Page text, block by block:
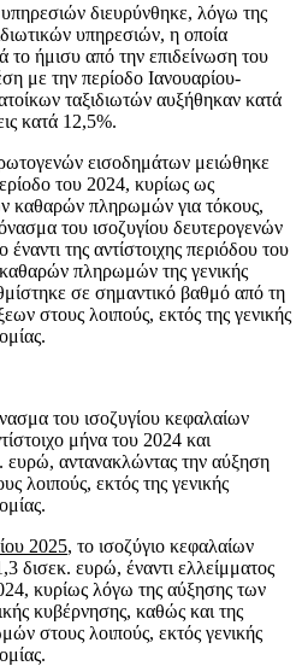
διευρύνθηκε, λόγω της
υπηρεσιών, η οποία
το ήμισυ από την επιδείνωση του
με την περίοδο Ιανουαρίου-
ταξιδιωτών αυξήθηκαν κατά
κατά 12,5%.
εισοδημάτων μειώθηκε
του 2024, κυρίως ως
καθαρών πληρωμών για τόκους,
του ισοζυγίου δευτερογενών
της αντίστοιχης περιόδου του
πληρωμών της γενικής
σε σημαντικό βαθμό από τη
στους λοιπούς, εκτός της γενικής
του ισοζυγίου κεφαλαίων
μήνα του 2024 και
αντανακλώντας την αύξηση
λοιπούς, εκτός της γενικής
2025, το ισοζύγιο κεφαλαίων
δισεκ. ευρώ, έναντι ελλείμματος
κυρίως λόγω της αύξησης των
κυβέρνησης, καθώς και της
στους λοιπούς, εκτός γενικής